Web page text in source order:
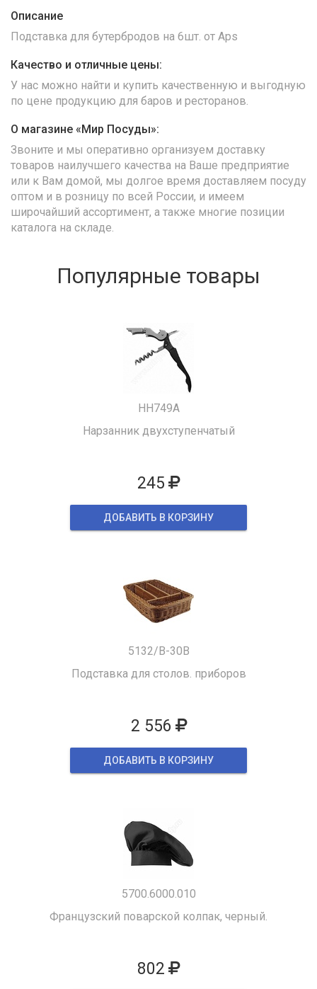
Описание
Подставка для бутербродов на 6шт. от Aps
Качество и отличные цены:
У нас можно найти и купить качественную и выгодную
по цене продукцию для баров и ресторанов.
О магазине «Мир Посуды»:
Звоните и мы оперативно организуем доставку
товаров наилучшего качества на Ваше предприятие
или к Вам домой, мы долгое время доставляем посуду
оптом и в розницу по всей России, и имеем
широчайший ассортимент, а также многие позиции
каталога на складе.
Популярные товары
HH749A
Нарзанник двухступенчатый
245
ДОБАВИТЬ В КОРЗИНУ
5132/B-30B
Подставка для столов. приборов
2 556
ДОБАВИТЬ В КОРЗИНУ
5700.6000.010
Французский поварской колпак, черный.
802